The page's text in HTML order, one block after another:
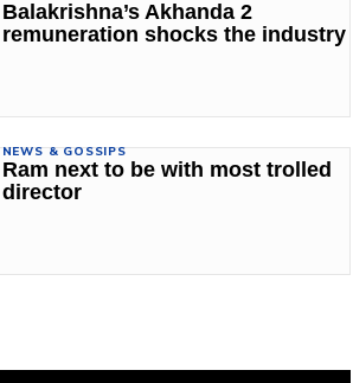
Balakrishna’s Akhanda 2
remuneration shocks the industry
NEWS & GOSSIPS
Ram next to be with most trolled
director